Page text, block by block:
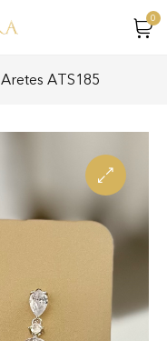
0
Aretes ATS185